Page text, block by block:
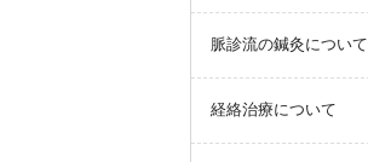
脈診流の鍼灸について
経絡治療について